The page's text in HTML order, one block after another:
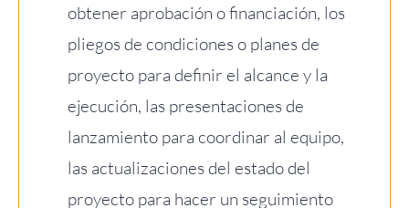
obtener aprobación o financiación, los
pliegos de condiciones o planes de
proyecto para definir el alcance y la
ejecución, las presentaciones de
lanzamiento para coordinar al equipo,
las actualizaciones del estado del
proyecto para hacer un seguimiento